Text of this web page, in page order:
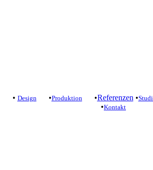
• Design •Produktion •Referenzen •
•Kontakt